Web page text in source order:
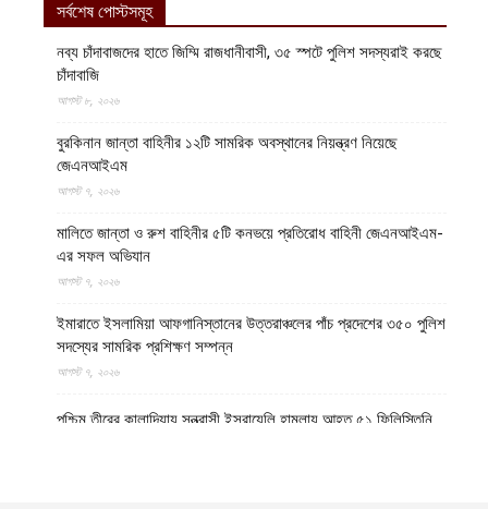
সর্বশেষ পোস্টসমূহ
নব্য চাঁদাবাজদের হাতে জিম্মি রাজধানীবাসী, ৩৫ স্পটে পুলিশ সদস্যরাই করছে
চাঁদাবাজি
আগস্ট ৮, ২০২৬
বুরকিনান জান্তা বাহিনীর ১২টি সামরিক অবস্থানের নিয়ন্ত্রণ নিয়েছে
জেএনআইএম
আগস্ট ৭, ২০২৬
মালিতে জান্তা ও রুশ বাহিনীর ৫টি কনভয়ে প্রতিরোধ বাহিনী জেএনআইএম-
এর সফল অভিযান
আগস্ট ৭, ২০২৬
ইমারাতে ইসলামিয়া আফগানিস্তানের উত্তরাঞ্চলের পাঁচ প্রদেশের ৩৫০ পুলিশ
সদস্যের সামরিক প্রশিক্ষণ সম্পন্ন
আগস্ট ৭, ২০২৬
পশ্চিম তীরের কালান্দিয়ায় সন্ত্রাসী ইসরায়েলি হামলায় আহত ৫১ ফিলিস্তিনি